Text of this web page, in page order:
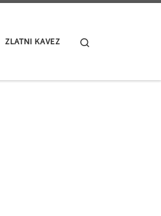
ZLATNI KAVEZ